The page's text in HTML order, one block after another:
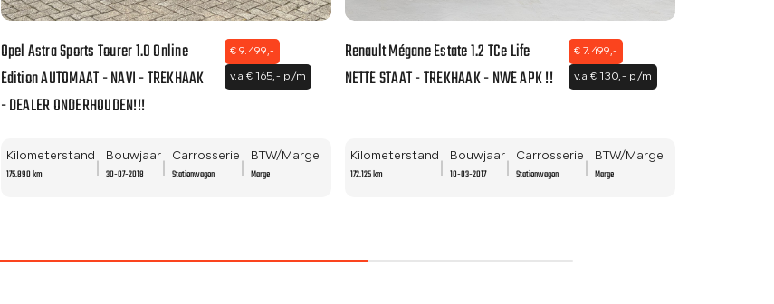
Opel Astra Sports Tourer 1.0 Online
Edition AUTOMAAT - NAVI - TREKHAAK
- DEALER ONDERHOUDEN!!!
€ 9.499,-
v.a € 165,- p/m
Kilometerstand
175.890 km
Bouwjaar
30-07-2018
Carrosserie
Stationwagon
BTW/Marge
Marge
Renault Mégane Estate 1.2 TCe Life
NETTE STAAT - TREKHAAK - NWE APK !!
€ 7.499,-
v.a € 130,- p/m
Kilometerstand
172.125 km
Bouwjaar
10-03-2017
Carrosserie
Stationwagon
BTW/Marge
Marge